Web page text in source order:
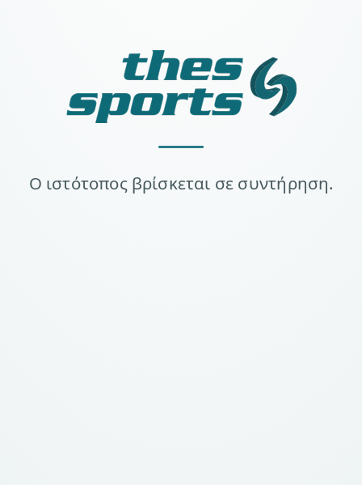
Ο ιστότοπος βρίσκεται σε συντήρηση.